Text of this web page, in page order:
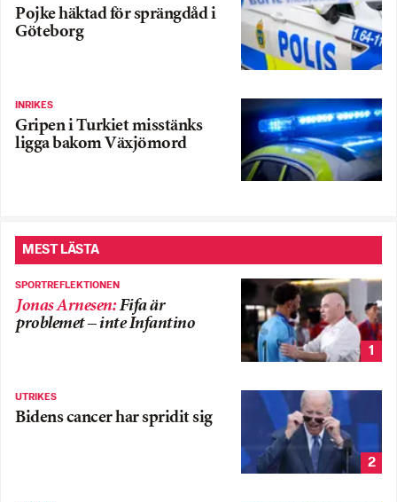
Pojke häktad för sprängdåd i
Göteborg
INRIKES
Gripen i Turkiet misstänks
ligga bakom Växjömord
MEST LÄSTA
SPORTREFLEKTIONEN
Jonas Arnesen:Fifa är
problemet – inte Infantino
1
UTRIKES
Bidens cancer har spridit sig
2